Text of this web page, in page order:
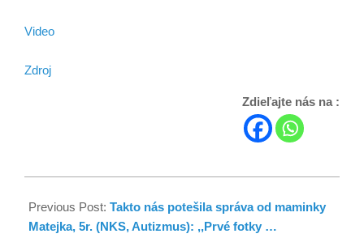
Video
Zdroj
Zdieľajte nás na :
Previous Post: Takto nás potešila správa od maminky
Matejka, 5r. (NKS, Autizmus): ,,Prvé fotky …